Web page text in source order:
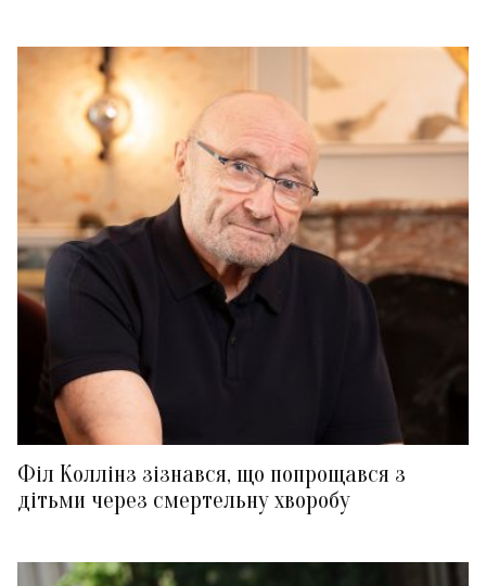
Філ Коллінз зізнався, що попрощався з
дітьми через смертельну хворобу